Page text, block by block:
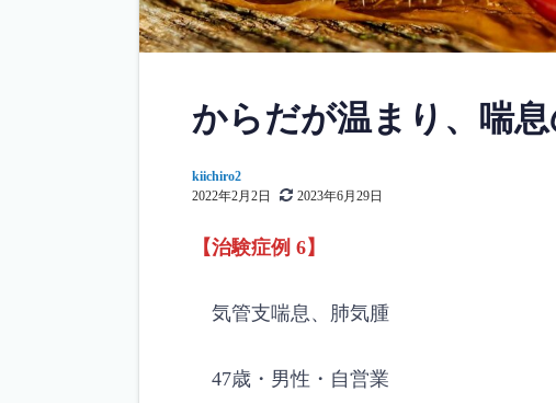
からだが温まり、喘
kiichiro2
2022年2月2日
2023年6月29日
【治験症例 6】
気管支喘息、肺気腫
47歳・男性・自営業